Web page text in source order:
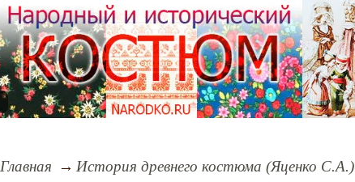
Главная История древнего костюма (Яценко С.А.)